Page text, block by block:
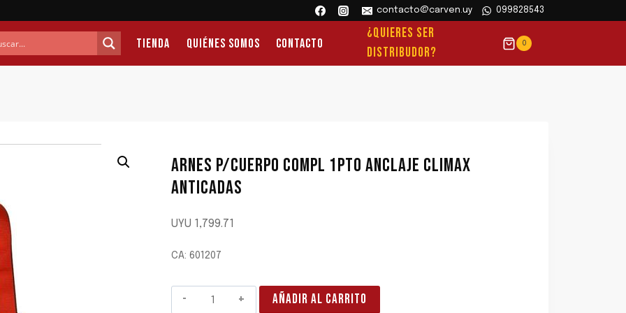
contacto@carven.uy 099828543
Tienda Quiénes Somos Contacto
¿QUIERES SER
DISTRIBUDOR?
0
ARNES P/CUERPO COMPL 1PTO ANCLAJE CLIMAX
ANTICADAS
UYU 1,799.71
CA: 601207
ARNES
AÑADIR AL CARRITO